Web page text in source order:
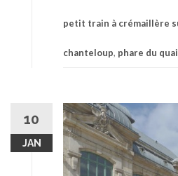
petit train à crémaillère
chanteloup, phare du
10
JAN